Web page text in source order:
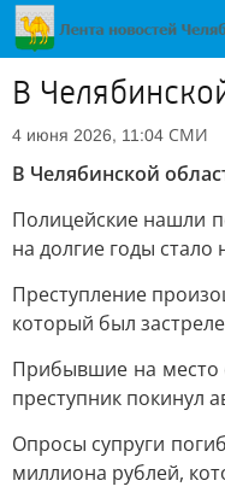
В
4 июня 2026, 11:04 СМИ
В Челябинской
Полицейские нашли
на долгие годы
Преступление
который был
Прибывшие на место
преступник покинул
Опросы супруги
миллиона рублей,